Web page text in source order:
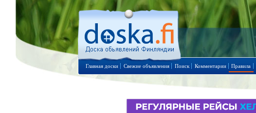
Главная доски Свежие объявления Поиск Комментарии Правила